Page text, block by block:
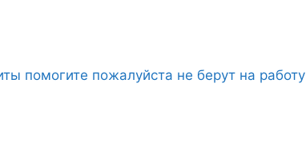
помогите пожалуйста не берут на работу